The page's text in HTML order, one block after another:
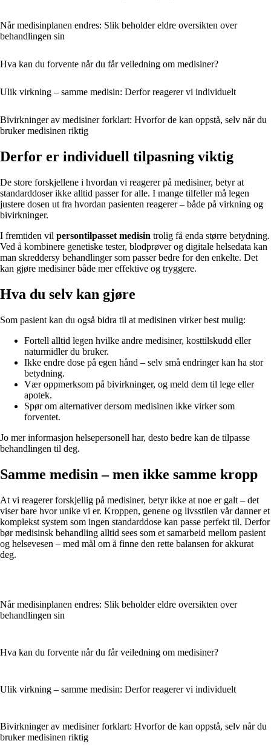
Når medisinplanen endres: Slik beholder eldre oversikten over
behandlingen sin
Hva kan du forvente når du får veiledning om medisiner?
Ulik virkning – samme medisin: Derfor reagerer vi individuelt
Bivirkninger av medisiner forklart: Hvorfor de kan oppstå, selv når du
bruker medisinen riktig
Derfor er individuell tilpasning viktig
De store forskjellene i hvordan vi reagerer på medisiner, betyr at
standarddoser ikke alltid passer for alle. I mange tilfeller må legen
justere dosen ut fra hvordan pasienten reagerer – både på virkning og
bivirkninger.
I fremtiden vil persontilpasset medisin trolig få enda større betydning.
Ved å kombinere genetiske tester, blodprøver og digitale helsedata kan
man skreddersy behandlinger som passer bedre for den enkelte. Det
kan gjøre medisiner både mer effektive og tryggere.
Hva du selv kan gjøre
Som pasient kan du også bidra til at medisinen virker best mulig:
Fortell alltid legen hvilke andre medisiner, kosttilskudd eller
naturmidler du bruker.
Ikke endre dose på egen hånd – selv små endringer kan ha stor
betydning.
Vær oppmerksom på bivirkninger, og meld dem til lege eller
apotek.
Spør om alternativer dersom medisinen ikke virker som
forventet.
Jo mer informasjon helsepersonell har, desto bedre kan de tilpasse
behandlingen til deg.
Samme medisin – men ikke samme kropp
At vi reagerer forskjellig på medisiner, betyr ikke at noe er galt – det
viser bare hvor unike vi er. Kroppen, genene og livsstilen vår danner et
komplekst system som ingen standarddose kan passe perfekt til. Derfor
bør medisinsk behandling alltid sees som et samarbeid mellom pasient
og helsevesen – med mål om å finne den rette balansen for akkurat
deg.
Når medisinplanen endres: Slik beholder eldre oversikten over
behandlingen sin
Hva kan du forvente når du får veiledning om medisiner?
Ulik virkning – samme medisin: Derfor reagerer vi individuelt
Bivirkninger av medisiner forklart: Hvorfor de kan oppstå, selv når du
bruker medisinen riktig